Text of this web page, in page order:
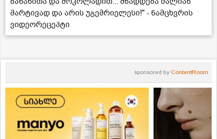
მარტივად და არის უგემრიელესი!" - ნამცხვრის
ვიდეორეცეპტი
sponsored by ContentRoom